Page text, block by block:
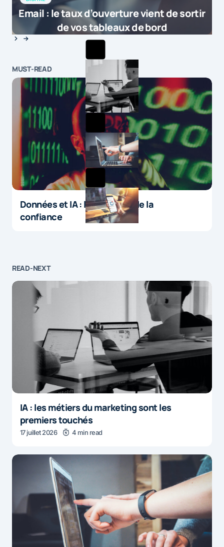
sociale des e-commerçants est de plus
en plus importante. D’après une étude
réalisée par C-radar, sur 39 600
activité e-commerce, 50 % d’entre
elles ont une page Facebook et près
d’un tiers un compte Twitter (source
Comarketing News). […]
Comment l’omnicanal transforme la relation client ? | Emarketing
10 février 2016 at 14h49
Email : le taux d’ouverture vient de sortir
de vos tableaux de bord
MUST-READ
Données et IA : le paradoxe de la
confiance
READ-NEXT
IA : les métiers du marketing sont les
premiers touchés
17 juillet 2026 4 min read